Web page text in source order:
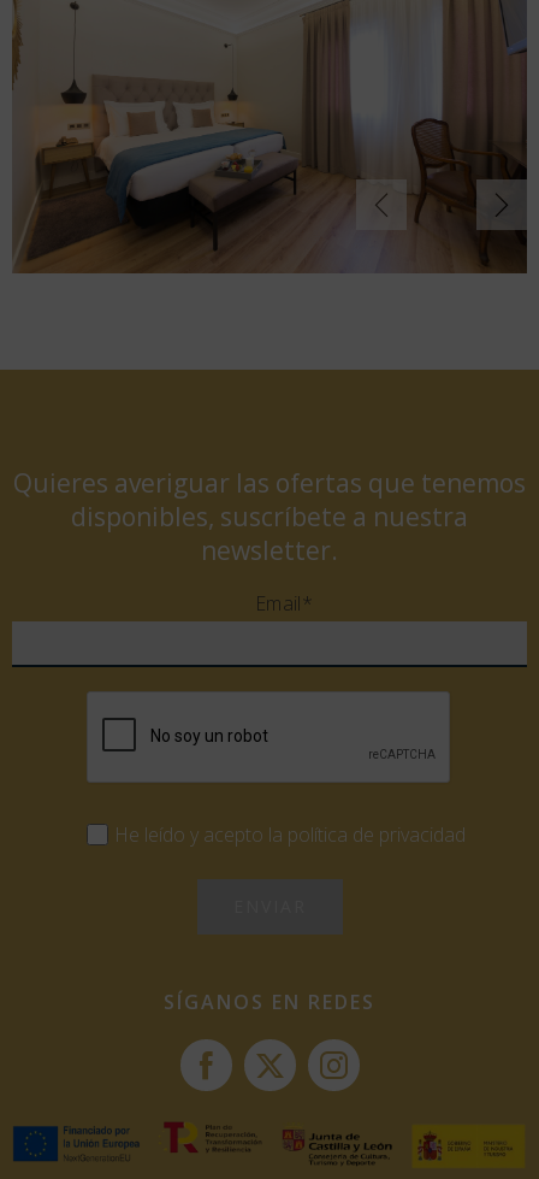
Quieres averiguar las ofertas que tenemos
disponibles, suscríbete a nuestra
newsletter.
Email*
He leído y acepto la política de privacidad
SÍGANOS EN REDES